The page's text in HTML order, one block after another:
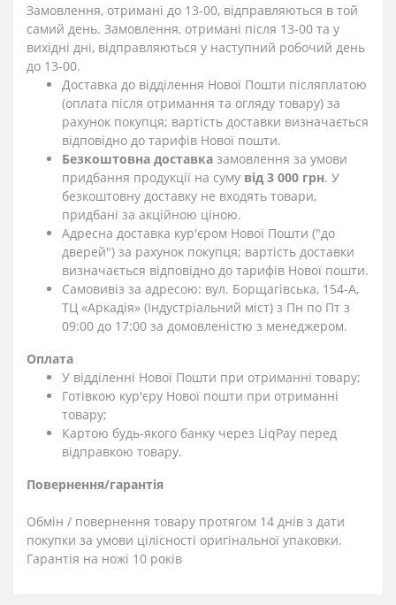
Замовлення, отримані до 13-00, відправляються в той
самий день. Замовлення, отримані після 13-00 та у
вихідні дні, відправляються у наступний робочий день
до 13-00.
Доставка до відділення Нової Пошти післяплатою
(оплата після отримання та огляду товару) за
рахунок покупця; вартість доставки визначається
відповідно до тарифів Нової пошти.
Безкоштовна доставка замовлення за умови
придбання продукції на суму від 3 000 грн. У
безкоштовну доставку не входять товари,
придбані за акційною ціною.
Адресна доставка кур'єром Нової Пошти ("до
дверей") за рахунок покупця; вартість доставки
визначається відповідно до тарифів Нової пошти.
Самовивіз за адресою: вул. Борщагівська, 154-А,
ТЦ «Аркадія» (Індустріальний міст) з Пн по Пт з
09:00 до 17:00 за домовленістю з менеджером.
Оплата
У відділенні Нової Пошти при отриманні товару;
Готівкою кур'єру Нової пошти при отриманні
товару;
Картою будь-якого банку через LiqPay перед
відправкою товару.
Повернення/гарантія
Обмін / повернення товару протягом 14 днів з дати
покупки за умови цілісності оригінальної упаковки.
Гарантія на ножі 10 років